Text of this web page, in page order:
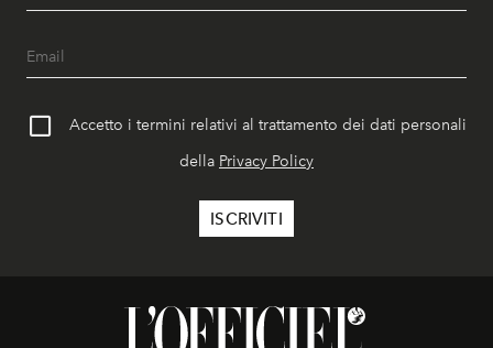
Accetto i termini relativi al trattamento dei dati personali
della Privacy Policy